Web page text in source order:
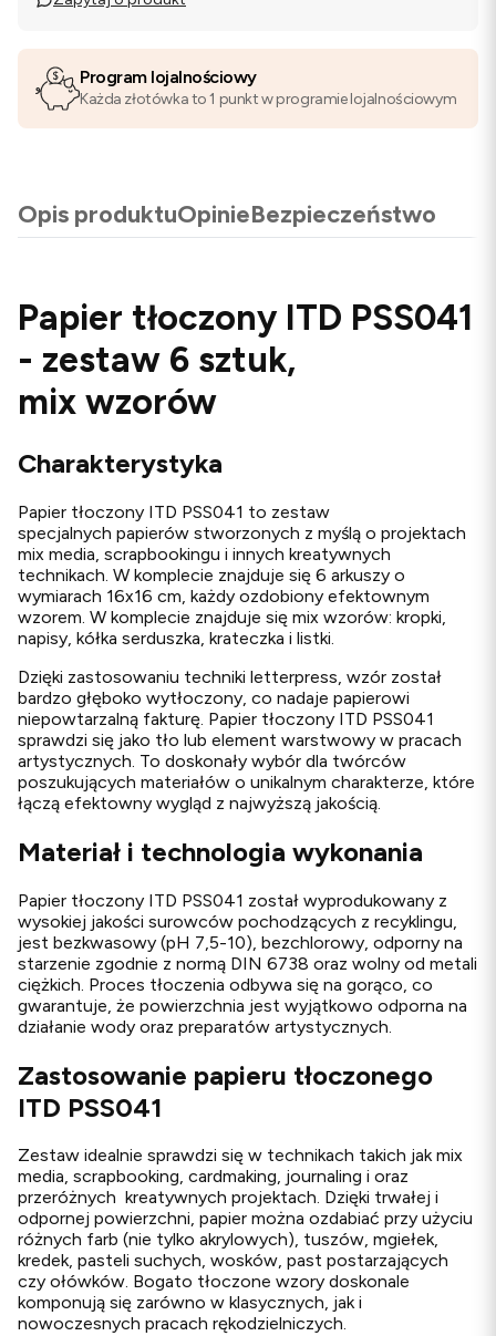
Program lojalnościowy
Każda złotówka to 1 punkt w programie lojalnościowym
Opis produktuOpinieBezpieczeństwo
Papier tłoczony ITD PSS041
- zestaw 6 sztuk,
mix wzorów
Charakterystyka
Papier tłoczony ITD PSS041 to zestaw
specjalnych papierów stworzonych z myślą o projektach
mix media, scrapbookingu i innych kreatywnych
technikach. W komplecie znajduje się 6 arkuszy o
wymiarach 16x16 cm, każdy ozdobiony efektownym
wzorem. W komplecie znajduje się mix wzorów: kropki,
napisy, kółka serduszka, krateczka i listki.
Dzięki zastosowaniu techniki letterpress, wzór został
bardzo głęboko wytłoczony, co nadaje papierowi
niepowtarzalną fakturę. Papier tłoczony ITD PSS041
sprawdzi się jako tło lub element warstwowy w pracach
artystycznych. To doskonały wybór dla twórców
poszukujących materiałów o unikalnym charakterze, które
łączą efektowny wygląd z najwyższą jakością.
Materiał i technologia wykonania
Papier tłoczony ITD PSS041 został wyprodukowany z
wysokiej jakości surowców pochodzących z recyklingu,
jest bezkwasowy (pH 7,5-10), bezchlorowy, odporny na
starzenie zgodnie z normą DIN 6738 oraz wolny od metali
ciężkich. Proces tłoczenia odbywa się na gorąco, co
gwarantuje, że powierzchnia jest wyjątkowo odporna na
działanie wody oraz preparatów artystycznych.
Zastosowanie papieru tłoczonego
ITD PSS041
Zestaw idealnie sprawdzi się w technikach takich jak mix
media, scrapbooking, cardmaking, journaling i oraz
przeróżnych kreatywnych projektach. Dzięki trwałej i
odpornej powierzchni, papier można ozdabiać przy użyciu
różnych farb (nie tylko akrylowych), tuszów, mgiełek,
kredek, pasteli suchych, wosków, past postarzających
czy ołówków. Bogato tłoczone wzory doskonale
komponują się zarówno w klasycznych, jak i
nowoczesnych pracach rękodzielniczych.